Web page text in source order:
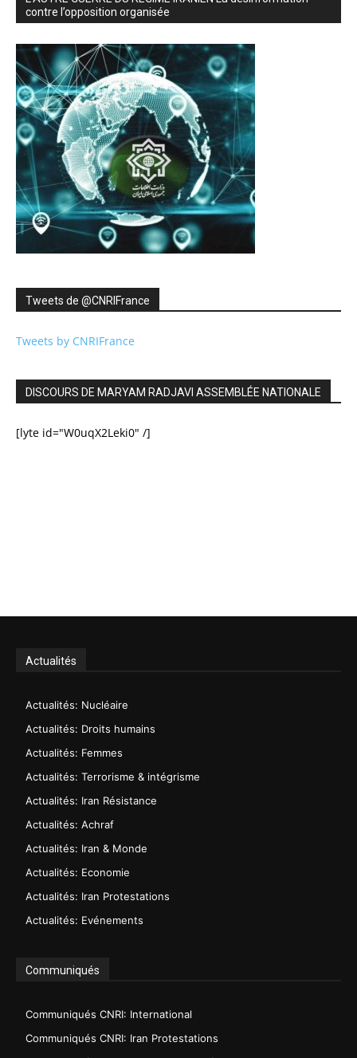
contre l’opposition organisée
Tweets de ‎@CNRIFrance
Tweets by CNRIFrance
DISCOURS DE MARYAM RADJAVI ASSEMBLÉE NATIONALE
[lyte id="W0uqX2Leki0" /]
Actualités
Actualités: Nucléaire
Actualités: Droits humains
Actualités: Femmes
Actualités: Terrorisme & intégrisme
Actualités: Iran Résistance
Actualités: Achraf
Actualités: Iran & Monde
Actualités: Economie
Actualités: Iran Protestations
Actualités: Evénements
Communiqués
Communiqués CNRI: International
Communiqués CNRI: Iran Protestations